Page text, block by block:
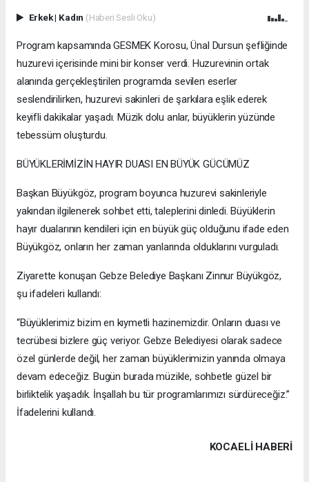
Erkek| Kadın (Haberi Sesli Oku)
Program kapsamında GESMEK Korosu, Ünal Dursun şefliğinde
huzurevi içerisinde mini bir konser verdi. Huzurevinin ortak
alanında gerçekleştirilen programda sevilen eserler
seslendirilirken, huzurevi sakinleri de şarkılara eşlik ederek
keyifli dakikalar yaşadı. Müzik dolu anlar, büyüklerin yüzünde
tebessüm oluşturdu.
BÜYÜKLERİMİZİN HAYIR DUASI EN BÜYÜK GÜCÜMÜZ
Başkan Büyükgöz, program boyunca huzurevi sakinleriyle
yakından ilgilenerek sohbet etti, taleplerini dinledi. Büyüklerin
hayır dualarının kendileri için en büyük güç olduğunu ifade eden
Büyükgöz, onların her zaman yanlarında olduklarını vurguladı.
Ziyarette konuşan Gebze Belediye Başkanı Zinnur Büyükgöz,
şu ifadeleri kullandı:
“Büyüklerimiz bizim en kıymetli hazinemizdir. Onların duası ve
tecrübesi bizlere güç veriyor. Gebze Belediyesi olarak sadece
özel günlerde değil, her zaman büyüklerimizin yanında olmaya
devam edeceğiz. Bugün burada müzikle, sohbetle güzel bir
birliktelik yaşadık. İnşallah bu tür programlarımızı sürdüreceğiz.”
İfadelerini kullandı.
KOCAELI HABERİ